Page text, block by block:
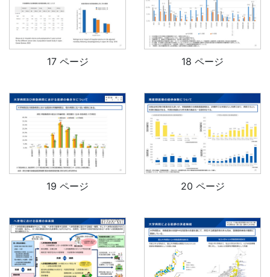
17 ページ 18 ページ
19 ページ 20 ページ